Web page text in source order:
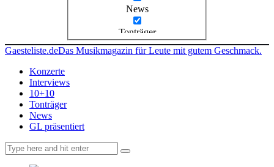
News
Tonträger
Gaesteliste.deDas Musikmagazin für Leute mit gutem Geschmack.
Konzerte
Interviews
10+10
Tonträger
News
GL präsentiert